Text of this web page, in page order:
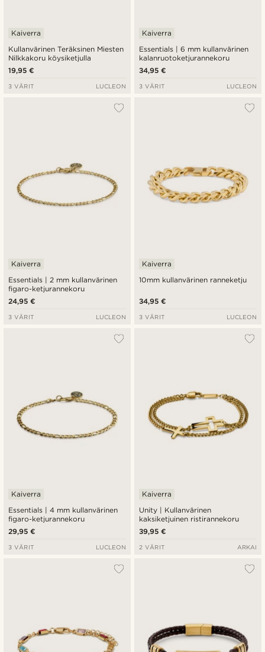
Kullanvärinen Teräksinen Miesten
Nilkkakoru köysiketjulla
Kaiverra
19,95 €
3 VÄRIT LUCLEON
Essentials | 6 mm kullanvärinen
kalanruotoketjurannekoru
Kaiverra
34,95 €
3 VÄRIT LUCLEON
Essentials | 2 mm kullanvärinen
figaro-ketjurannekoru
Kaiverra
24,95 €
3 VÄRIT LUCLEON
10mm kullanvärinen ranneketju
Kaiverra
34,95 €
3 VÄRIT LUCLEON
Essentials | 4 mm kullanvärinen
figaro-ketjurannekoru
Kaiverra
29,95 €
3 VÄRIT LUCLEON
Unity | Kullanvärinen
kaksiketjuinen ristirannekoru
Kaiverra
39,95 €
2 VÄRIT ARKAI